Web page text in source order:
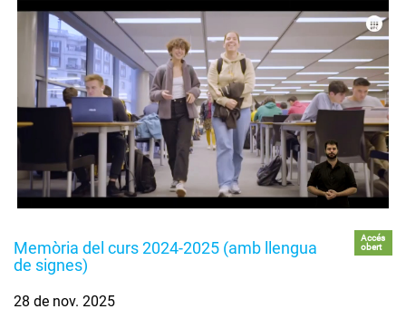
Memòria del curs 2024-2025 (amb llengua
de signes)
Accés
obert
28 de nov. 2025